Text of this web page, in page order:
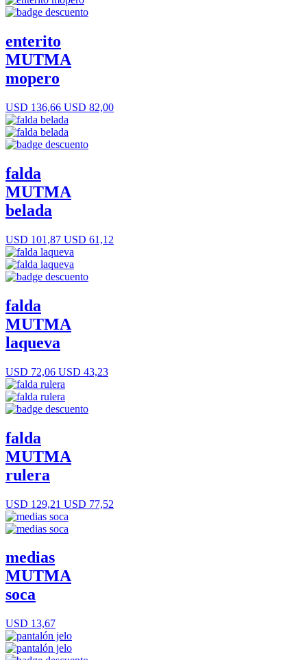
enterito
MUTMA
mopero
USD 136,66 USD 82,00
falda
MUTMA
belada
USD 101,87 USD 61,12
falda
MUTMA
laqueva
USD 72,06 USD 43,23
falda
MUTMA
rulera
USD 129,21 USD 77,52
medias
MUTMA
soca
USD 13,67